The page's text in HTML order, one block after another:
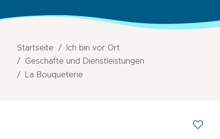
Startseite
Ich bin vor Ort
Geschäfte und Dienstleistungen
La Bouqueterie